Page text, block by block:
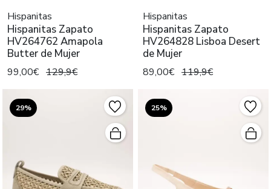
Hispanitas
Hispanitas Zapato
HV264762 Amapola
Butter de Mujer
99,00€ 129,9€
Hispanitas
Hispanitas Zapato
HV264828 Lisboa Desert
de Mujer
89,00€ 119,9€
29% 25%